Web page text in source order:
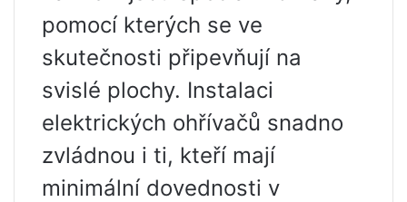
pomocí kterých se ve
skutečnosti připevňují na
svislé plochy. Instalaci
elektrických ohřívačů snadno
zvládnou i ti, kteří mají
minimální dovednosti v